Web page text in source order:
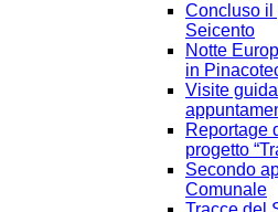
Concluso il
Seicento
Notte
in
Visite
Reportage
progetto
Secondo
Comunale